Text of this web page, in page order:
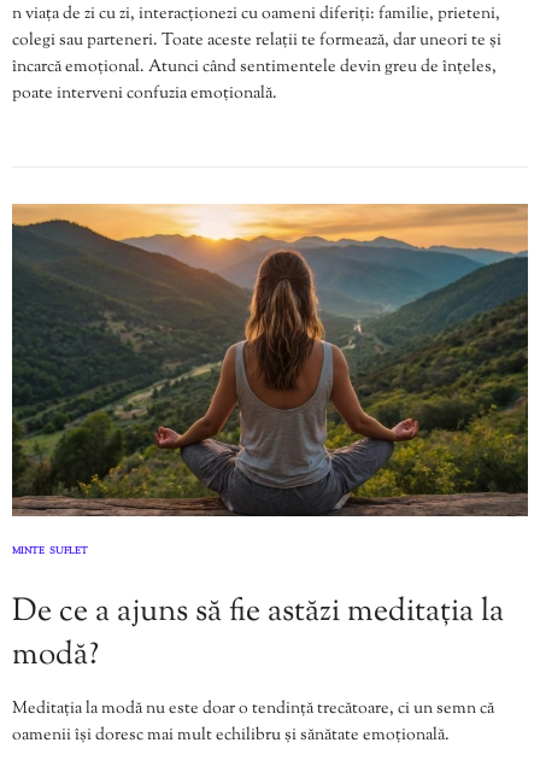
n viața de zi cu zi, interacționezi cu oameni diferiți: familie, prieteni,
colegi sau parteneri. Toate aceste relații te formează, dar uneori te și
încarcă emoțional. Atunci când sentimentele devin greu de înțeles,
poate interveni confuzia emoțională.
MINTE SUFLET
De ce a ajuns să fie astăzi meditația la
modă?
Meditația la modă nu este doar o tendință trecătoare, ci un semn că
oamenii își doresc mai mult echilibru și sănătate emoțională.